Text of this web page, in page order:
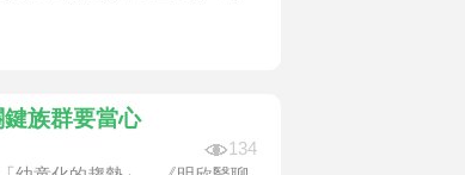
族群要當心
134